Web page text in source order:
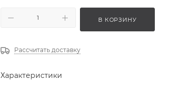
В КОРЗИНУ
Рассчитать доставку
Характеристики